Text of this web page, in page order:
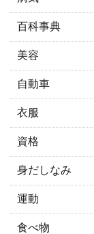
百科事典
美容
自動車
衣服
資格
身だしなみ
運動
食べ物